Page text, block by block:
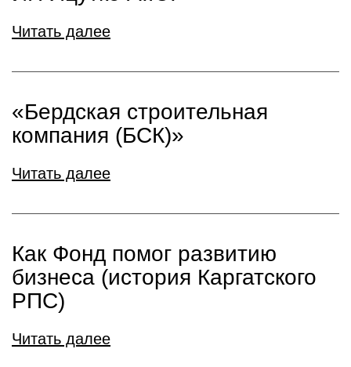
Читать далее
«Бердская строительная
компания (БСК)»
Читать далее
Как Фонд помог развитию
бизнеса (история Каргатского
РПС)
Читать далее